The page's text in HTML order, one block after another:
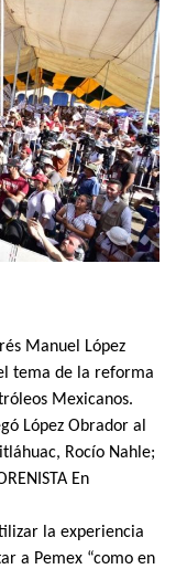
Manuel López
tema de la reforma
Mexicanos.
López Obrador al
Rocío Nahle;
En
la experiencia
a Pemex “como en